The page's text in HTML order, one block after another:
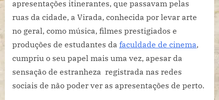
apresentações itinerantes, que passavam pelas
ruas da cidade, a Virada, conhecida por levar arte
no geral, como música, filmes prestigiados e
produções de estudantes da faculdade de cinema,
cumpriu o seu papel mais uma vez, apesar da
sensação de estranheza registrada nas redes
sociais de não poder ver as apresentações de perto.